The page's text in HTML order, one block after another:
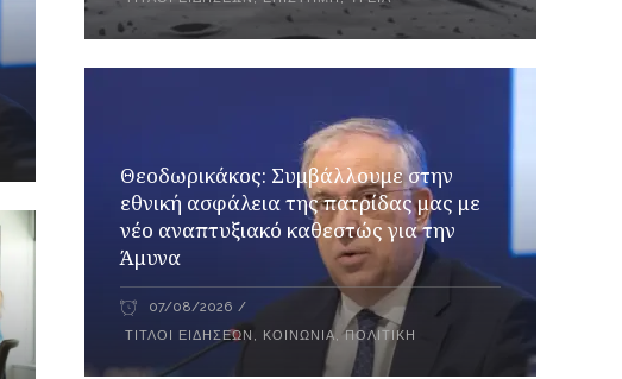
Θεοδωρικάκος: Συμβάλλουμε στην
εθνική ασφάλεια της πατρίδας μας με
νέο αναπτυξιακό καθεστώς για την
Άμυνα
07/08/2026
ΤΊΤΛΟΙ ΕΙΔΉΣΕΩΝ , ΚΟΙΝΩΝΊΑ,ΠΟΛΙΤΙΚΉ